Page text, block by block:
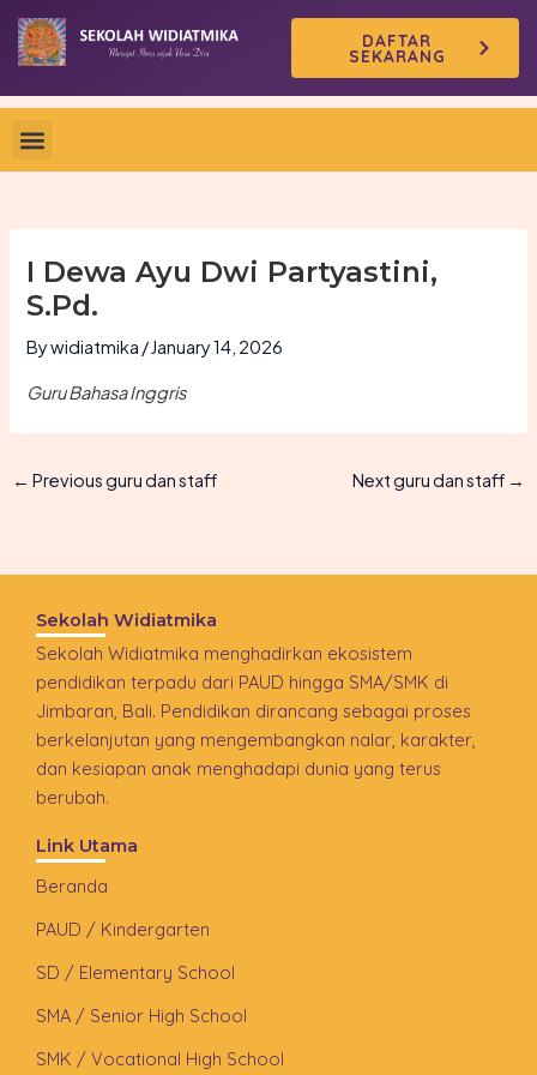
Skip
content
DAFTAR
SEKARANG
I Dewa Ayu Dwi Partyastini,
S.Pd.
Bywidiatmika /January 14, 2026
Guru Bahasa Inggris
← Previous guru dan staff Next guru dan staff →
Sekolah Widiatmika
Sekolah Widiatmika menghadirkan ekosistem
pendidikan terpadu dari PAUD hingga SMA/SMK di
Jimbaran, Bali. Pendidikan dirancang sebagai proses
berkelanjutan yang mengembangkan nalar, karakter,
dan kesiapan anak menghadapi dunia yang terus
berubah.
Link Utama
Beranda
PAUD / Kindergarten
SD / Elementary School
SMA / Senior High School
SMK / Vocational High School